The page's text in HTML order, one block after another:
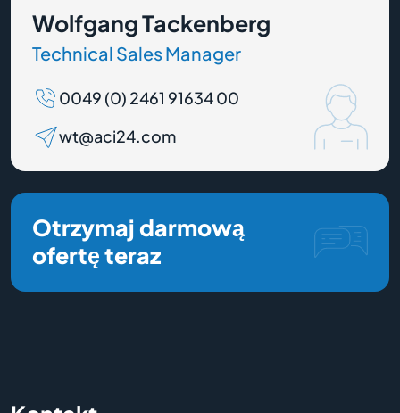
Wolfgang Tackenberg
Technical Sales Manager
0049 (0) 2461 91634 00
wt@aci24.com
Otrzymaj darmową
ofertę teraz